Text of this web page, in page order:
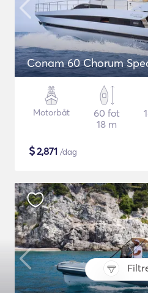
Conam 60 Chorum
Motorbåt
60 fot
18 m
$2,871 /dag